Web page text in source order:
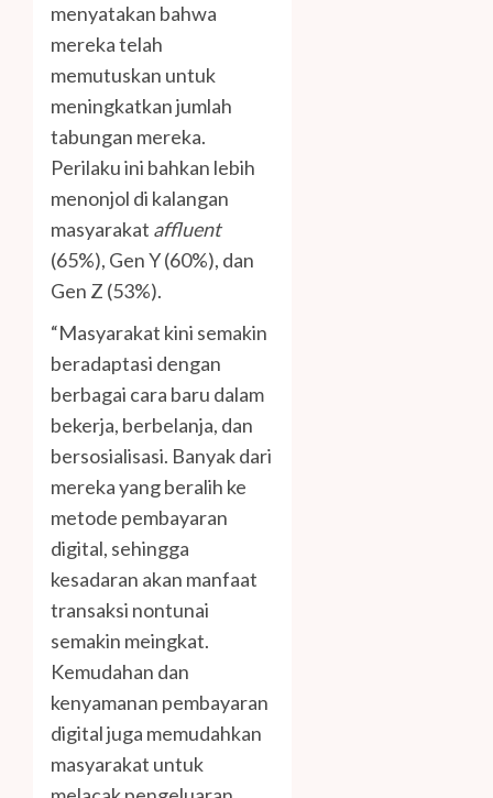
menyatakan bahwa
mereka telah
memutuskan untuk
meningkatkan jumlah
tabungan mereka.
Perilaku ini bahkan lebih
menonjol di kalangan
masyarakat affluent
(65%), Gen Y (60%), dan
Gen Z (53%).
“Masyarakat kini semakin
beradaptasi dengan
berbagai cara baru dalam
bekerja, berbelanja, dan
bersosialisasi. Banyak dari
mereka yang beralih ke
metode pembayaran
digital, sehingga
kesadaran akan manfaat
transaksi nontunai
semakin meingkat.
Kemudahan dan
kenyamanan pembayaran
digital juga memudahkan
masyarakat untuk